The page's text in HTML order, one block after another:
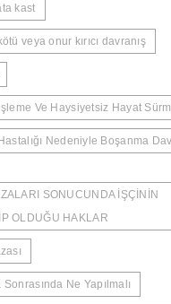
kast
veya onur kırıcı davranış
Ve Haysiyetsiz Hayat
Nedeniyle Boşanma
SONUCUNDA İŞÇİNİN
OLDUĞU HAKLAR
Sonrasında Ne Yapılmalı